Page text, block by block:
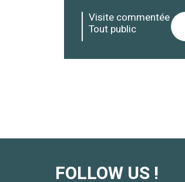
Visite commentée
Tout public
FOLLOW US !